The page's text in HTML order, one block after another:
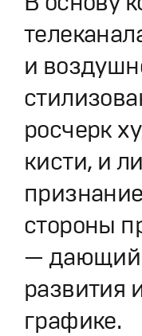
и
росчерк
кисти, и
стороны
— дающий
развития
графике.